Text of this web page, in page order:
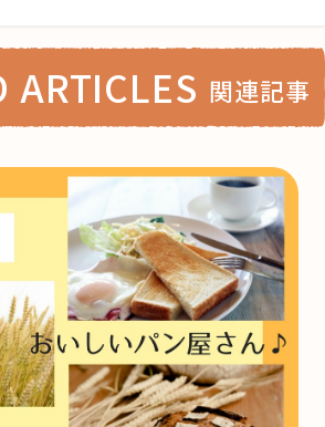
ARTICLES 関連記事